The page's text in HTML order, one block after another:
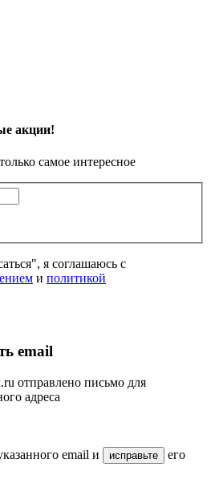
акции!
самое интересное
я соглашаюсь с
и политикой
email
отправлено письмо для
адреса
email и исправьте
его